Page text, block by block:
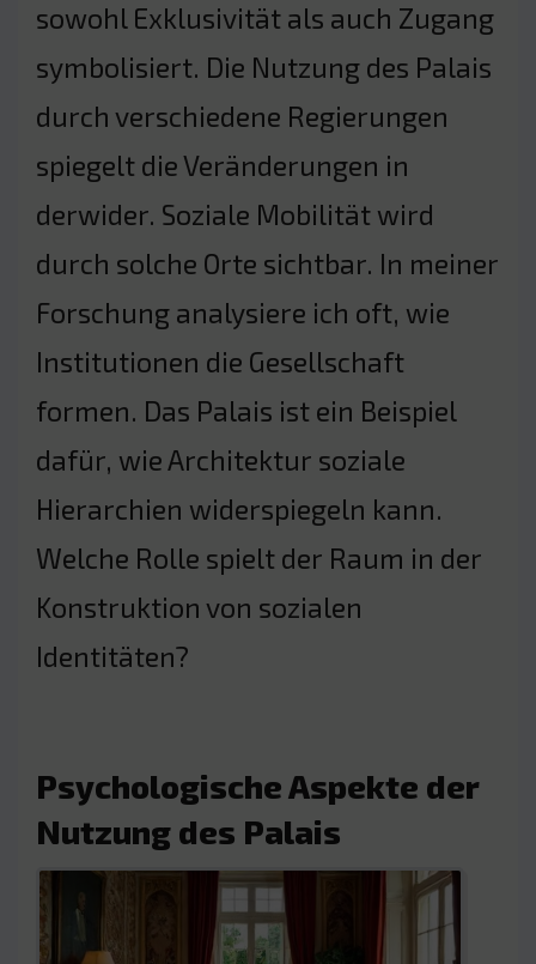
sowohl Exklusivität als auch Zugang
symbolisiert. Die Nutzung des Palais
durch verschiedene Regierungen
spiegelt die Veränderungen in
derwider. Soziale Mobilität wird
durch solche Orte sichtbar. In meiner
Forschung analysiere ich oft, wie
Institutionen die Gesellschaft
formen. Das Palais ist ein Beispiel
dafür, wie Architektur soziale
Hierarchien widerspiegeln kann.
Welche Rolle spielt der Raum in der
Konstruktion von sozialen
Identitäten?
Psychologische Aspekte der
Nutzung des Palais